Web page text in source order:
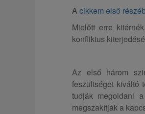
A cikkem első
Mielőtt erre
konfliktus
Az első három
feszültséget kiváltó
tudják megoldani
megszakítják a